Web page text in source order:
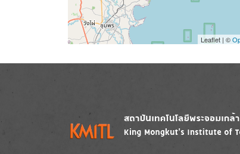
Leaflet | ©
Image Image